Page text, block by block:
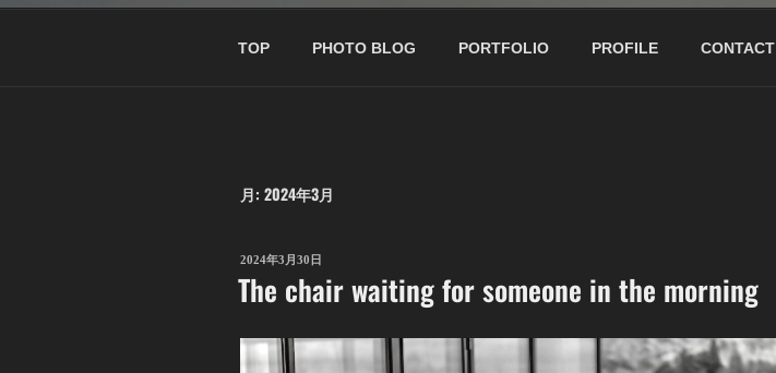
TOP PHOTO BLOG PORTFOLIO PROFILE CONTACT
月: 2024年3月
2024年3月30日
The chair waiting for someone in the morning